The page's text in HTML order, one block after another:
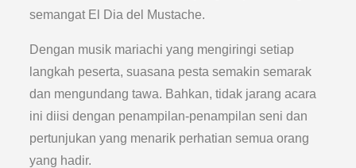
semangat El Dia del Mustache.
Dengan musik mariachi yang mengiringi setiap
langkah peserta, suasana pesta semakin semarak
dan mengundang tawa. Bahkan, tidak jarang acara
ini diisi dengan penampilan-penampilan seni dan
pertunjukan yang menarik perhatian semua orang
yang hadir.